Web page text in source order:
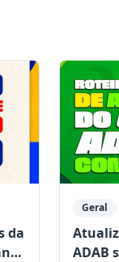
da
Geral
ADAB